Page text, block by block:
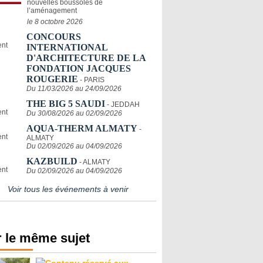
nouvelles boussoles de
l’aménagement
le 8 octobre 2026
CONCOURS
INTERNATIONAL
D'ARCHITECTURE DE LA
FONDATION JACQUES
ROUGERIE - PARIS
Du 11/03/2026 au 24/09/2026
THE BIG 5 SAUDI - JEDDAH
Du 30/08/2026 au 02/09/2026
AQUA-THERM ALMATY -
ALMATY
Du 02/09/2026 au 04/09/2026
KAZBUILD - ALMATY
Du 02/09/2026 au 04/09/2026
Voir tous les événements à venir
le même sujet